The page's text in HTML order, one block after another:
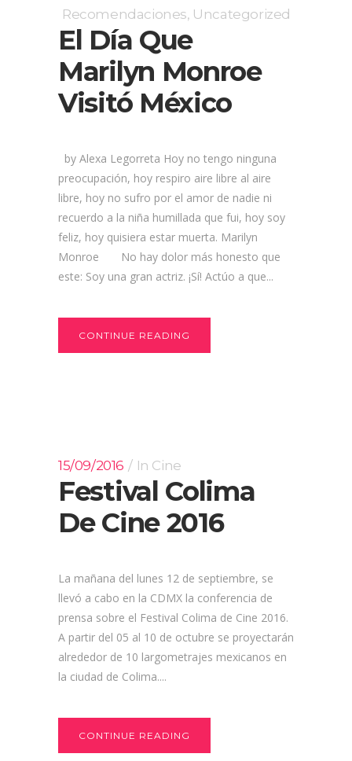
Recomendaciones, Uncategorized
El Día Que
Marilyn Monroe
Visitó México
by Alexa Legorreta Hoy no tengo ninguna
preocupación, hoy respiro aire libre al aire
libre, hoy no sufro por el amor de nadie ni
recuerdo a la niña humillada que fui, hoy soy
feliz, hoy quisiera estar muerta. Marilyn
Monroe No hay dolor más honesto que
este: Soy una gran actriz. ¡Sí! Actúo a que...
CONTINUE READING
15/09/2016 In Cine
Festival Colima
De Cine 2016
La mañana del lunes 12 de septiembre, se
llevó a cabo en la CDMX la conferencia de
prensa sobre el Festival Colima de Cine 2016.
A partir del 05 al 10 de octubre se proyectarán
alrededor de 10 largometrajes mexicanos en
la ciudad de Colima....
CONTINUE READING